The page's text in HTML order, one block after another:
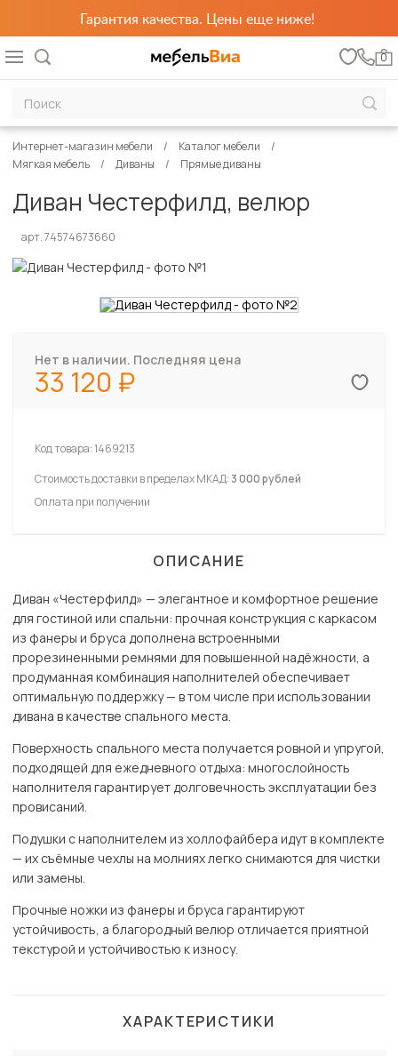
Гарантия качества. Цены еще ниже!
0
Интернет-магазин мебели
Каталог мебели
Мягкая мебель
Диваны Прямые диваны
Диван Честерфилд, велюр
арт. 74574673660
Нет в наличии. Последняя цена
33 120
Код товара:1469213
Стоимость доставки в пределах МКАД: 3 000 рублей
Оплата при получении
ОПИСАНИЕ
Диван «Честерфилд» — элегантное и комфортное решение
для гостиной или спальни: прочная конструкция с каркасом
из фанеры и бруса дополнена встроенными
прорезиненными ремнями для повышенной надёжности, а
продуманная комбинация наполнителей обеспечивает
оптимальную поддержку — в том числе при использовании
дивана в качестве спального места.
Поверхность спального места получается ровной и упругой,
подходящей для ежедневного отдыха: многослойность
наполнителя гарантирует долговечность эксплуатации без
провисаний.
Подушки с наполнителем из холлофайбера идут в комплекте
— их съёмные чехлы на молниях легко снимаются для чистки
или замены.
Прочные ножки из фанеры и бруса гарантируют
устойчивость, а благородный велюр отличается приятной
текстурой и устойчивостью к износу.
ХАРАКТЕРИСТИКИ